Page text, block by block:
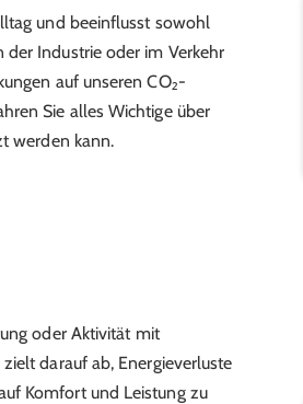
und beeinflusst sowohl
Industrie oder im Verkehr
auf unseren CO₂-
Sie alles Wichtige über
werden kann.
oder Aktivität mit
darauf ab, Energieverluste
Komfort und Leistung zu